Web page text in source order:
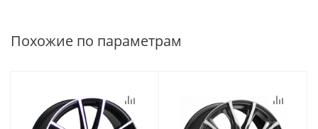
Похожие по параметрам